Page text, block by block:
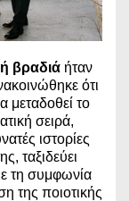
βραδιά ήταν
ότι
μεταδοθεί το
σειρά,
ιστορίες
ταξιδεύει
τη συμφωνία
της ποιοτικής